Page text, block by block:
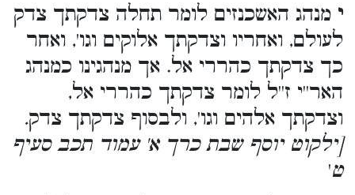
י מנהג האשכנזים לומר תחלה צדקתך צדק
לעולם, ואחריו וצדקתך אלוקים וגו', ואחר
כך צדקתך כהררי אל. אך מנהגינו כמנהג
האר''י ז''ל לומר צדקתך כהררי אל,
וצדקתך אלהים וגו', ולבסוף צדקתך צדק.
[ילקוט יוסף שבת כרך א' עמוד תכב סעיף
ט'